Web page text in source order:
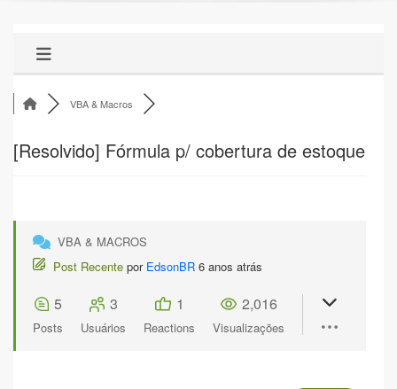
VBA & Macros
[Resolvido] Fórmula p/ cobertura de estoque
VBA & MACROS
Post Recente por EdsonBR 6 anos atrás
5
Posts
3
Usuários
1
Reactions
2,016
Visualizações